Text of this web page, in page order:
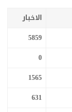
الاخبار
5859
0
1565
631